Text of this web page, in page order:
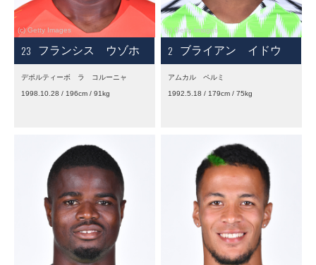
23 フランシス ウゾホ
デポルティーボ ラ コルーニャ
1998.10.28 / 196cm / 91kg
2 ブライアン イドウ
アムカル ペルミ
1992.5.18 / 179cm / 75kg